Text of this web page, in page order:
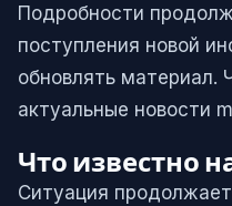
Подробности
поступления новой
обновлять материал.
актуальные новости
Что известно
Ситуация